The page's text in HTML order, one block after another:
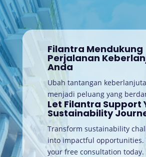
Filantra Mendukung
Perjalanan
Anda
Ubah tantangan
menjadi peluang yang
Let Filantra Support
Sustainability
Transform sustainability
into impactful opportunities.
your free consultation today.